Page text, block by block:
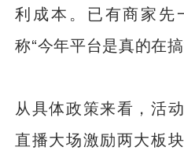
利成本。已有商家先
称“今年平台是真的在搞
从具体政策来看，活
直播大场激励两大板